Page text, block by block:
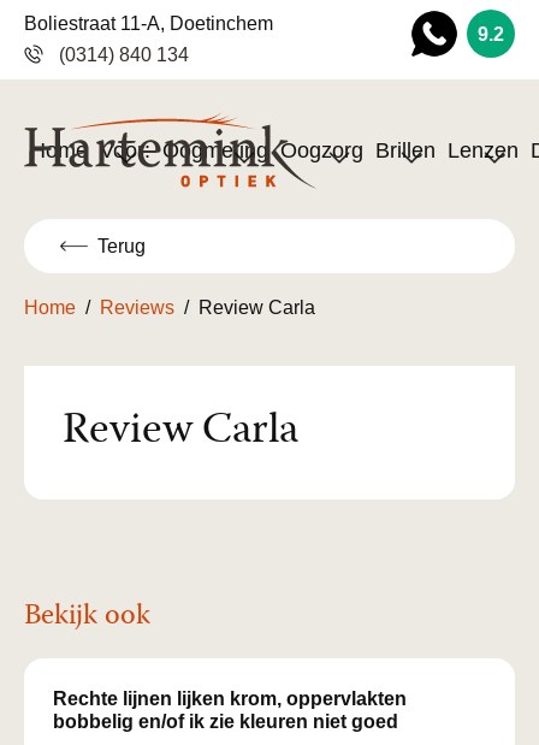
9.2
Boliestraat 11-A, Doetinchem
(0314) 840 134
Home Voor: Oogmeting Oogzorg Brillen Lenzen
Terug
Home / Reviews / Review Carla
Review Carla
Bekijk ook
Rechte lijnen lijken krom, oppervlakten
bobbelig en/of ik zie kleuren niet goed